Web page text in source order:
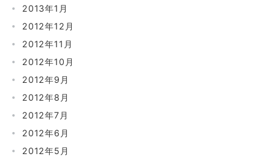
2013年1月
2012年12月
2012年11月
2012年10月
2012年9月
2012年8月
2012年7月
2012年6月
2012年5月